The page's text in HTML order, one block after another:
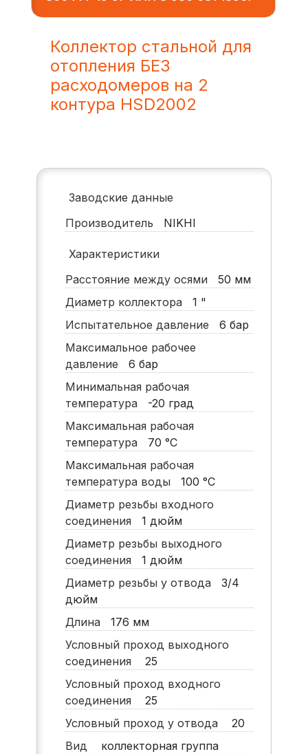
Коллектор стальной для
отопления БЕЗ
расходомеров на 2
контура HSD2002
Заводские данные
Производитель
NIKHI
Характеристики
Расстояние между осями
50 мм
Диаметр коллектора
1 "
Испытательное давление
6 бар
Максимальное рабочее
давление
6 бар
Минимальная рабочая
температура
-20 град
Максимальная рабочая
температура
70 °C
Максимальная рабочая
температура воды
100 °C
Диаметр резьбы входного
соединения
1 дюйм
Диаметр резьбы выходного
соединения
1 дюйм
Диаметр резьбы у отвода
3/4
дюйм
Длина
176 мм
Условный проход выходного
соединения
25
Условный проход входного
соединения
25
Условный проход у отвода
20
Вид
коллекторная группа